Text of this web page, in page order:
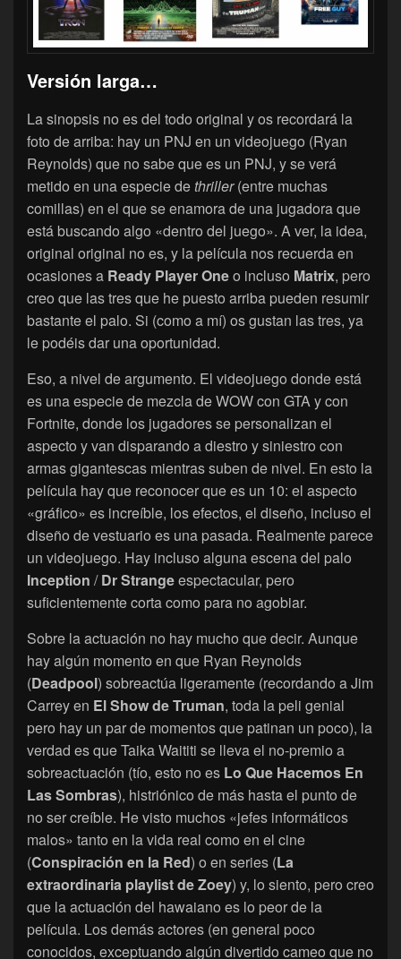
Versión larga…
La sinopsis no es del todo original y os recordará la
foto de arriba: hay un PNJ en un videojuego (Ryan
Reynolds) que no sabe que es un PNJ, y se verá
metido en una especie dethriller(entre muchas
comillas) en el que se enamora de una jugadora que
está buscando algo «dentro del juego». A ver, la idea,
original original no es, y la película nos recuerda en
ocasiones a Ready Player Oneo incluso Matrix, pero
creo que las tres que he puesto arriba pueden resumir
bastante el palo. Si (como a mí) os gustan las tres, ya
le podéis dar una oportunidad.
Eso, a nivel de argumento. El videojuego donde está
es una especie de mezcla de WOW con GTA y con
Fortnite, donde los jugadores se personalizan el
aspecto y van disparando a diestro y siniestro con
armas gigantescas mientras suben de nivel. En esto la
película hay que reconocer que es un 10: el aspecto
«gráfico» es increíble, los efectos, el diseño, incluso el
diseño de vestuario es una pasada. Realmente parece
un videojuego. Hay incluso alguna escena del palo
Inception /Dr Strangeespectacular, pero
suficientemente corta como para no agobiar.
Sobre la actuación no hay mucho que decir. Aunque
hay algún momento en que Ryan Reynolds
(Deadpool) sobreactúa ligeramente (recordando a Jim
Carrey en El Show de Truman, toda la peli genial
pero hay un par de momentos que patinan un poco), la
verdad es que Taika Waititi se lleva el no-premio a
sobreactuación (tío, esto no es Lo Que Hacemos En
Las Sombras), histriónico de más hasta el punto de
no ser creíble. He visto muchos «jefes informáticos
malos» tanto en la vida real como en el cine
(Conspiración en la Red) o en series (La
extraordinaria playlist de Zoey) y, lo siento, pero creo
que la actuación del hawaiano es lo peor de la
película. Los demás actores (en general poco
conocidos, exceptuando algún divertido cameo que no